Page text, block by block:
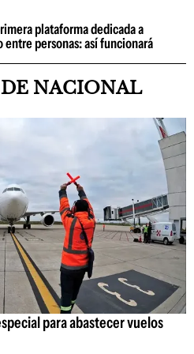
plataforma dedicada a
personas: así funcionará
NACIONAL
para abastecer vuelos